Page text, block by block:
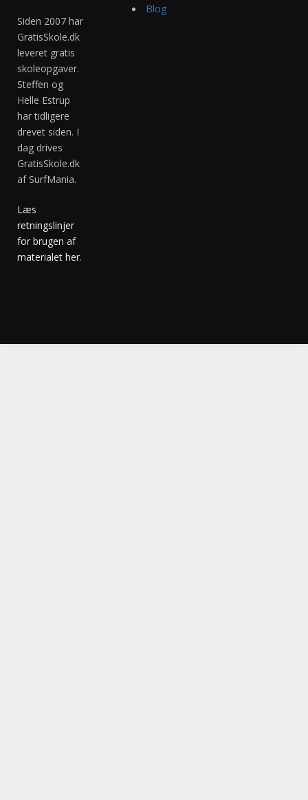
Siden 2007 har
GratisSkole.dk
leveret gratis
skoleopgaver.
Steffen og
Helle Estrup
har tidligere
drevet siden. I
dag drives
GratisSkole.dk
af SurfMania.
Læs
retningslinjer
for brugen af
materialet her.
Blog